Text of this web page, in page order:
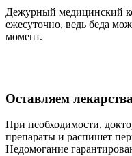
Дежурный медицинский
ежесуточно, ведь беда
момент.
Оставляем лекарства
При необходимости,
препараты и распишет
Недомогание